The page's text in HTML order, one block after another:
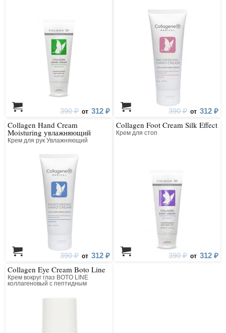
390 ₽ от 312 ₽ 390 ₽ от 312 ₽
Collagen Hand Cream
Moisturing увлажняющий
Крем для рук Увлажняющий
390 ₽ от 312 ₽
Collagen Foot Cream Silk Effect
Крем для стоп
390 ₽ от 312 ₽
Collagen Eye Cream Boto Line
Крем вокруг глаз BOTO LINE
коллагеновый с пептидным